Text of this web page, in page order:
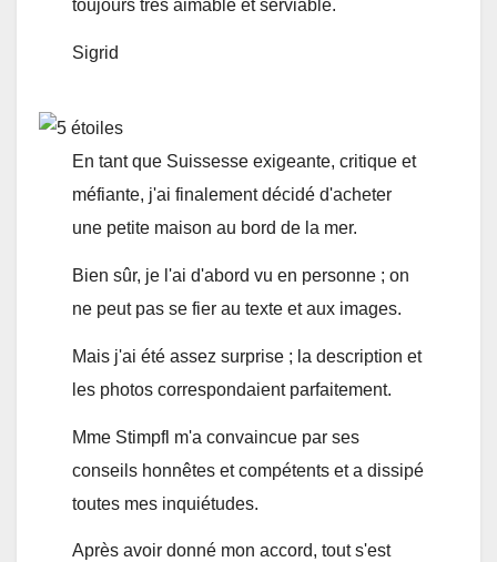
toujours très aimable et serviable.
Sigrid
En tant que Suissesse exigeante, critique et
méfiante, j'ai finalement décidé d'acheter
une petite maison au bord de la mer.
Bien sûr, je l'ai d'abord vu en personne ; on
ne peut pas se fier au texte et aux images.
Mais j'ai été assez surprise ; la description et
les photos correspondaient parfaitement.
Mme Stimpfl m'a convaincue par ses
conseils honnêtes et compétents et a dissipé
toutes mes inquiétudes.
Après avoir donné mon accord, tout s'est